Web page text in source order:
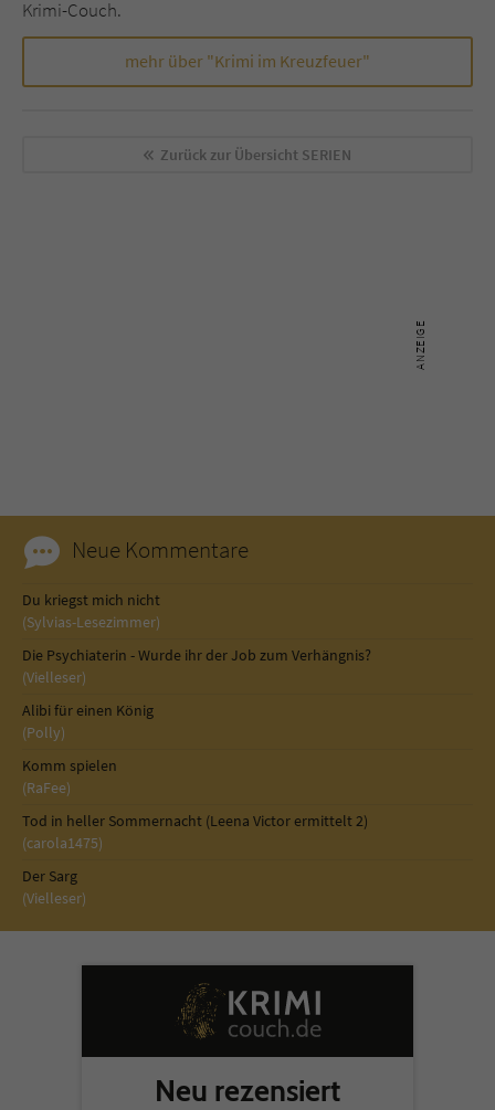
Krimi-Couch.
mehr über "Krimi im Kreuzfeuer"
Zurück zur Übersicht SERIEN
Neue Kommentare
Du kriegst mich nicht
(Sylvias-Lesezimmer)
Die Psychiaterin - Wurde ihr der Job zum Verhängnis?
(Vielleser)
Alibi für einen König
(Polly)
Komm spielen
(RaFee)
Tod in heller Sommernacht (Leena Victor ermittelt 2)
(carola1475)
Der Sarg
(Vielleser)
Neu rezensiert